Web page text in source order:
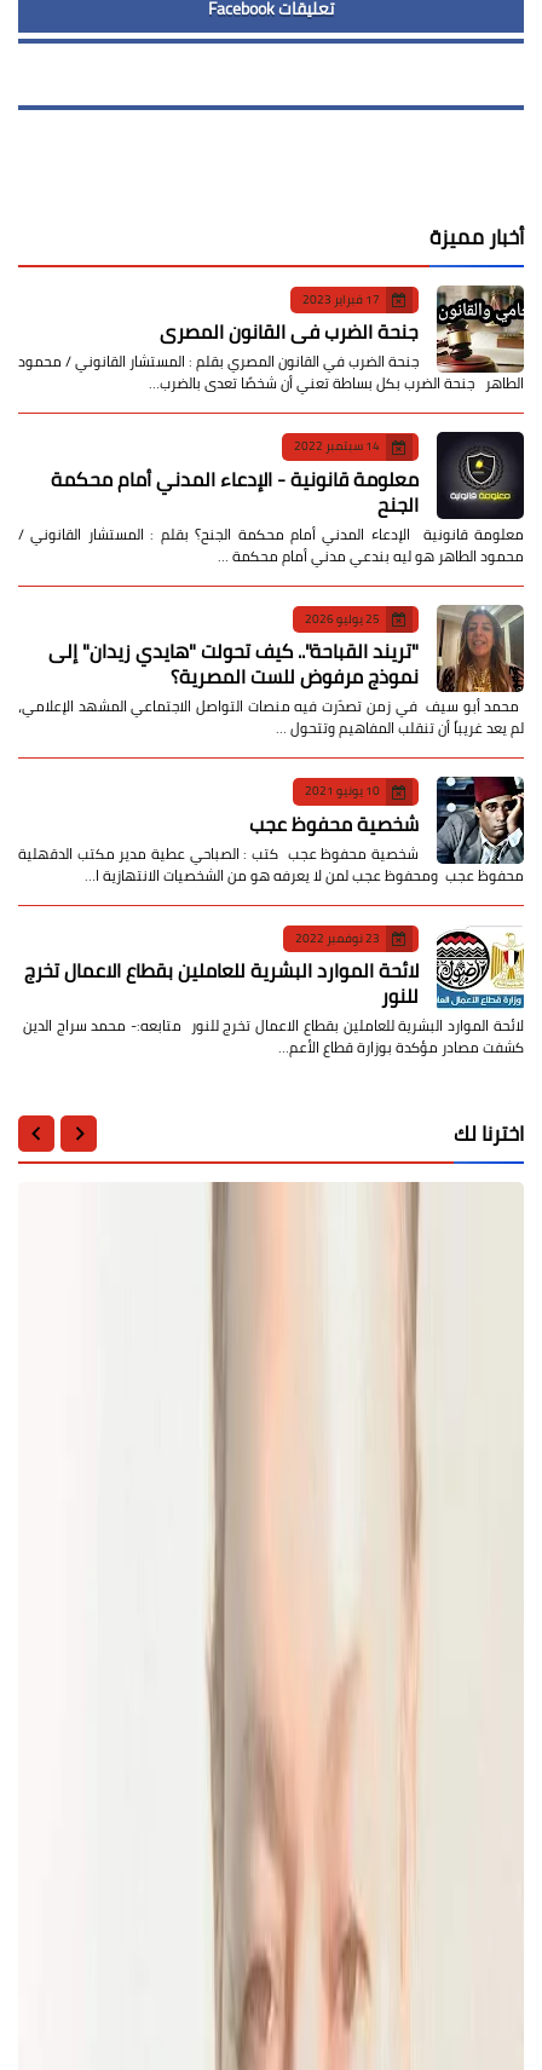
تعليقات Facebook
أخبار مميزة
17 فبراير 2023
جنحة الضرب في القانون المصري
جنحة الضرب في القانون المصري بقلم : المستشار القانوني / محمود
الطاهر جنحة الضرب بكل بساطة تعني أن شخصًا تعدى بالضرب…
14 سبتمبر 2022
معلومة قانونية - الإدعاء المدني أمام محكمة
الجنح
معلومة قانونية الإدعاء المدني أمام محكمة الجنح؟ بقلم : المستشار القانوني /
محمود الطاهر هو ليه بندعي مدني أمام محكمة …
25 يوليو 2026
​"تريند القباحة".. كيف تحولت "هايدي زيدان" إلى
نموذج مرفوض للست المصرية؟
​ محمد أبو سيف ​في زمن تصدّرت فيه منصات التواصل الاجتماعي المشهد الإعلامي،
لم يعد غريباً أن تنقلب المفاهيم وتتحول …
10 يونيو 2021
شخصية محفوظ عجب
شخصية محفوظ عجب كتب : الصباحي عطية مدير مكتب الدقهلية
محفوظ عجب ومحفوظ عجب لمن لا يعرفه هو من الشخصيات الانتهازية ا…
23 نوفمبر 2022
لائحة الموارد البشرية للعاملين بقطاع الاعمال تخرج
للنور
لائحة الموارد البشرية للعاملين بقطاع الاعمال تخرج للنور متابعه:- محمد سراج الدين
كشفت مصادر مؤكدة بوزارة قطاع الأعم…
اخترنا لك